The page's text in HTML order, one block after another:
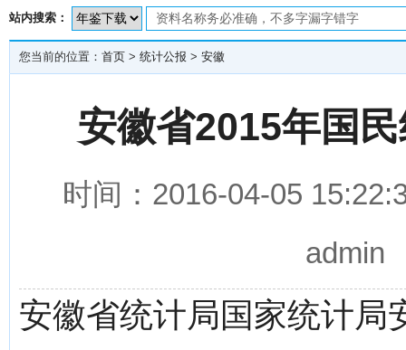
站内搜索：
您当前的位置： 首页 > 统计公报 > 安徽
安徽省2015年国
时间：2016-04-05
admin
安徽省统计局国家统计局